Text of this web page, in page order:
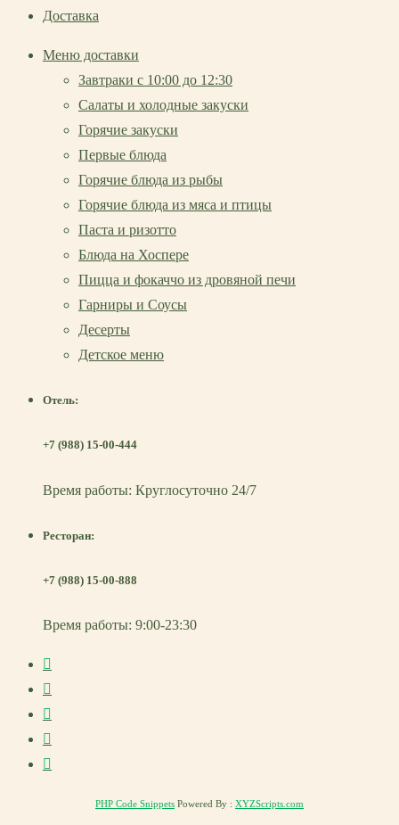
Доставка
Меню доставки
Завтраки с 10:00 до 12:30
Салаты и холодные закуски
Горячие закуски
Первые блюда
Горячие блюда из рыбы
Горячие блюда из мяса и птицы
Паста и ризотто
Блюда на Хоспере
Пицца и фокаччо из дровяной печи
Гарниры и Соусы
Десерты
Детское меню
Отель:
+7 (988) 15-00-444
Время работы: Круглосуточно 24/7
Ресторан:
+7 (988) 15-00-888
Время работы: 9:00-23:30
PHP Code Snippets Powered By : XYZScripts.com